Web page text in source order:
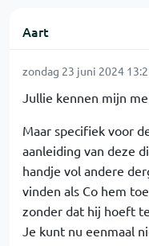
Aart
zondag 23 juni 2024
Jullie kennen mijn
Maar specifiek voor
aanleiding van deze
handje vol andere
vinden als Co hem
zonder dat hij hoeft
Je kunt nu eenmaal